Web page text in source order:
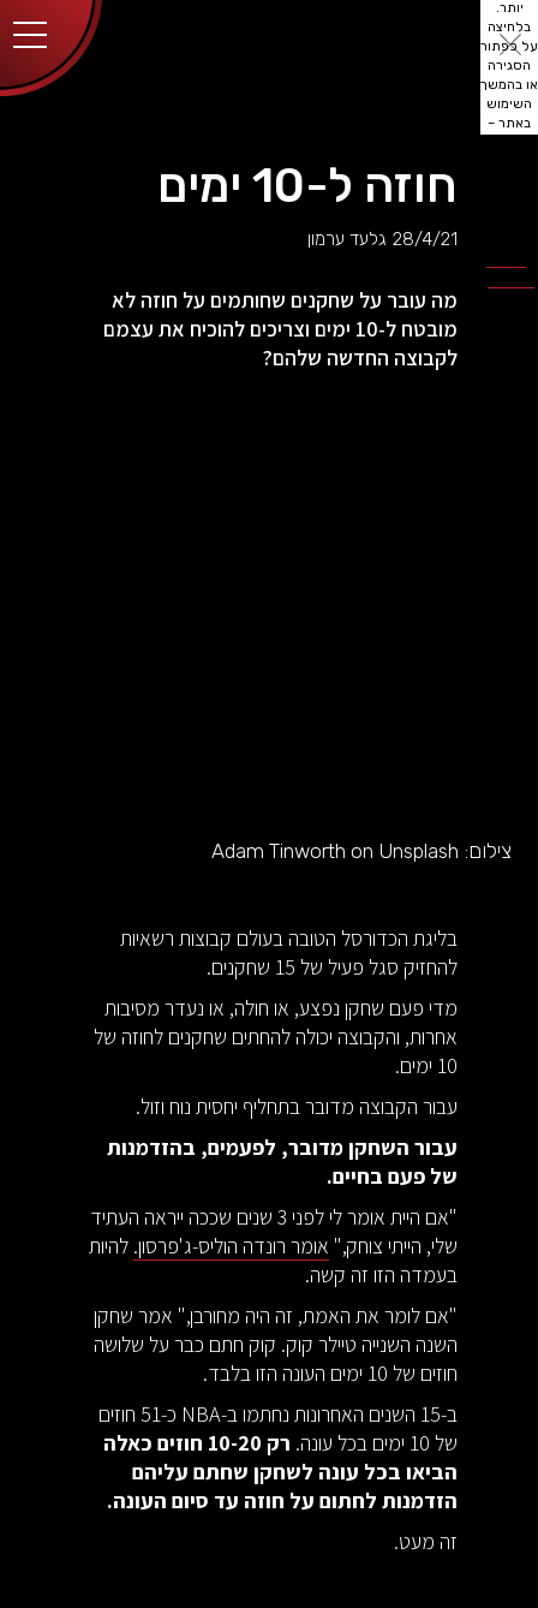
יותר.
בלחיצה
על כפתור
הסגירה
או בהמשך
השימוש
באתר –
חוזה ל-10 ימים
28/4/21 גלעד ערמון
מה עובר על שחקנים שחותמים על חוזה לא
מובטח ל-10 ימים וצריכים להוכיח את עצמם
לקבוצה החדשה שלהם?
צילום: Adam Tinworth on Unsplash
בליגת הכדורסל הטובה בעולם קבוצות רשאיות
להחזיק סגל פעיל של 15 שחקנים.
מדי פעם שחקן נפצע, או חולה, או נעדר מסיבות
אחרות, והקבוצה יכולה להחתים שחקנים לחוזה של
10 ימים.
עבור הקבוצה מדובר בתחליף יחסית נוח וזול.
עבור השחקן מדובר, לפעמים, בהזדמנות
של פעם בחיים.
"אם היית אומר לי לפני 3 שנים שככה ייראה העתיד
שלי, הייתי צוחק," אומר רונדה הוליס-ג'פרסון. להיות
בעמדה הזו זה קשה.
"אם לומר את האמת, זה היה מחורבן," אמר שחקן
השנה השנייה טיילר קוק. קוק חתם כבר על שלושה
חוזים של 10 ימים העונה הזו בלבד.
ב-15 השנים האחרונות נחתמו ב-NBA כ-51 חוזים
של 10 ימים בכל עונה.
רק 10-20 חוזים כאלה
הביאו בכל עונה לשחקן שחתם עליהם
הזדמנות לחתום על חוזה עד סיום העונה.
זה מעט.